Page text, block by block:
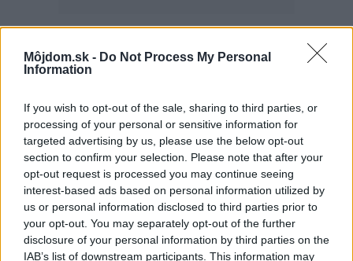
Môjdom.sk - Do Not Process My Personal
Information
If you wish to opt-out of the sale, sharing to third parties, or
processing of your personal or sensitive information for
targeted advertising by us, please use the below opt-out
section to confirm your selection. Please note that after your
opt-out request is processed you may continue seeing
interest-based ads based on personal information utilized by
us or personal information disclosed to third parties prior to
your opt-out. You may separately opt-out of the further
disclosure of your personal information by third parties on the
IAB’s list of downstream participants. This information may
Najčítanejšie Za týždeň Za mesiac
Deti odrástli, rodičia majú bývanie presne podľa
seba. V novom dome je všetko pre ich život i
návštevy vnúčat
Žije pri lese, chová sliepky a uspáva ju rieka.
Miestni remeselníci vytvorili bývanie, ktoré vyzerá
ako malý raj
Pridajte túto surovinu do prania, obliečky budú
hladšie a pevnejšie. Starý trik z hotelov poznali už